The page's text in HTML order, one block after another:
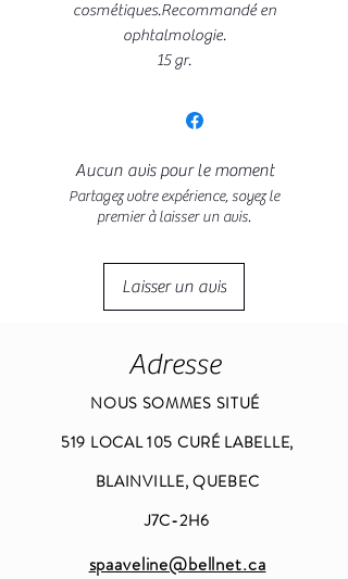
cosmétiques.Recommandé en
ophtalmologie.
15 gr.
Aucun avis pour le moment
Partagez votre expérience, soyez le
premier à laisser un avis.
Laisser un avis
Adresse
NOUS SOMMES SITUÉ
519 LOCAL 105 CURÉ LABELLE,
BLAINVILLE, QUEBEC
J7C-2H6
spaaveline@bellnet.ca